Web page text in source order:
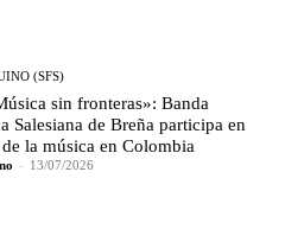
(SFS)
sin fronteras»: Banda
Salesiana de Breña participa en
de la música en Colombia
- 13/07/2026